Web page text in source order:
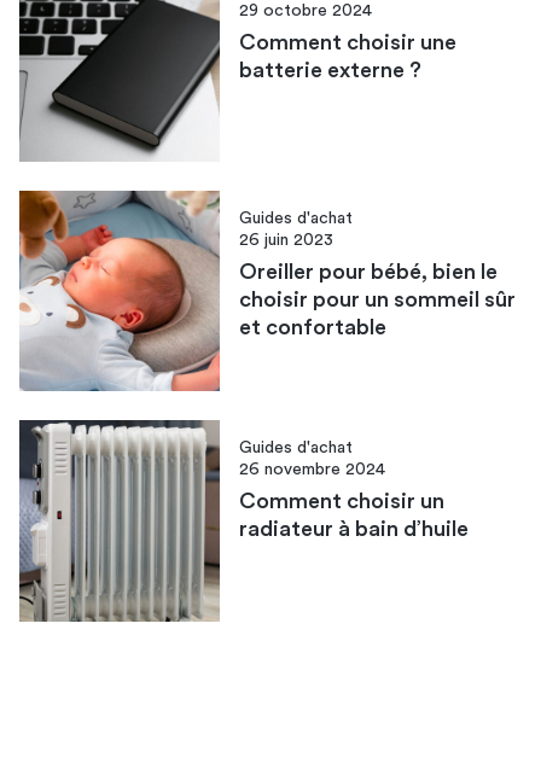
29 octobre 2024
Comment choisir une
batterie externe ?
Guides d'achat
26 juin 2023
Oreiller pour bébé, bien le
choisir pour un sommeil sûr
et confortable
Guides d'achat
26 novembre 2024
Comment choisir un
radiateur à bain d’huile